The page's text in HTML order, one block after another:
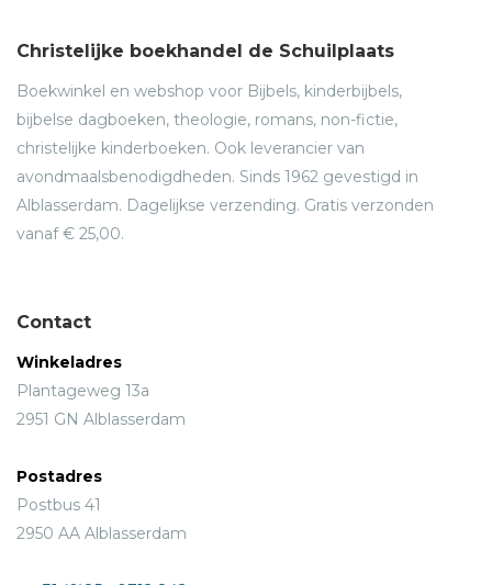
Christelijke boekhandel de Schuilplaats
Boekwinkel en webshop voor Bijbels, kinderbijbels,
bijbelse dagboeken, theologie, romans, non-fictie,
christelijke kinderboeken. Ook leverancier van
avondmaalsbenodigdheden. Sinds 1962 gevestigd in
Alblasserdam. Dagelijkse verzending. Gratis verzonden
vanaf € 25,00.
Contact
Winkeladres
Plantageweg 13a
2951 GN Alblasserdam
Postadres
Postbus 41
2950 AA Alblasserdam